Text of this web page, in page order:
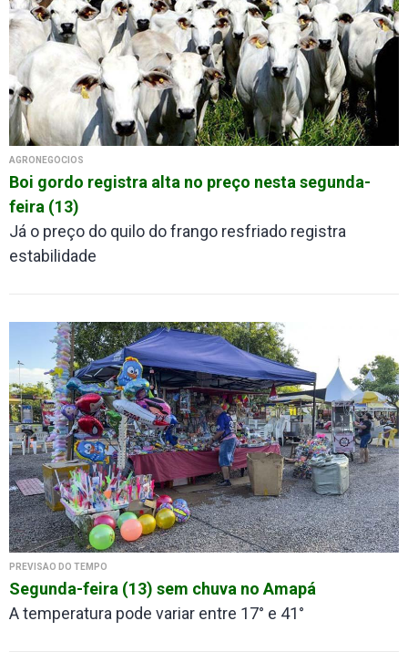
AGRONEGÓCIOS
Boi gordo registra alta no preço nesta segunda-
feira (13)
Já o preço do quilo do frango resfriado registra
estabilidade
PREVISÃO DO TEMPO
Segunda-feira (13) sem chuva no Amapá
A temperatura pode variar entre 17° e 41°